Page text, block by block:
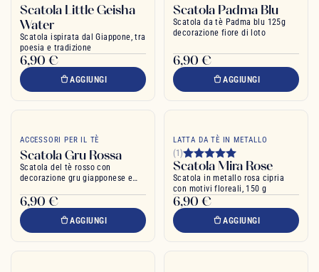
Scatola Little Geisha
Water
Scatola ispirata dal Giappone, tra
poesia e tradizione
6,90 €
AGGIUNGI
Scatola Padma Blu
Scatola da tè Padma blu 125g
decorazione fiore di loto
6,90 €
AGGIUNGI
ACCESSORI PER IL TÈ
Scatola Gru Rossa
Scatola del tè rosso con
decorazione gru giapponese e
6,90 €
AGGIUNGI
LATTA DA TÈ IN METALLO
(1)
Scatola Mira Rose
Scatola in metallo rosa cipria
con motivi floreali, 150 g
6,90 €
AGGIUNGI